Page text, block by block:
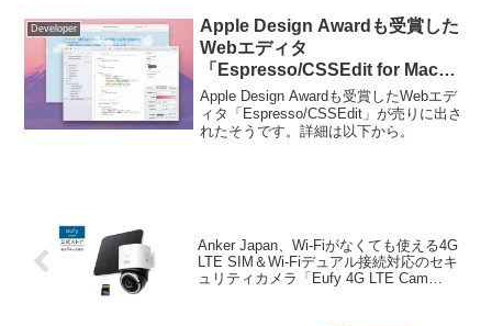
Developer
Apple Design Awardも受賞した
Webエディタ
「Espresso/CSSEdit for Mac」
が売りに出される。
Apple Design Awardも受賞したWebエデ
ィタ「Espresso/CSSEdit」が売りに出さ
れたそうです。詳細は以下から。
Anker Japan、Wi-Fiがなくても使える4G
LTE SIM＆Wi-Fiデュアル接続対応のセキ
ュリティカメラ「Eufy 4G LTE Cam